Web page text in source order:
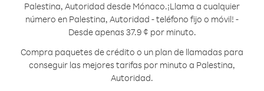
Palestina, Autoridad desde Mónaco.¡Llama a cualquier
número en Palestina, Autoridad - teléfono fijo o móvil! -
Desde apenas 37.9 ¢ por minuto.
Compra paquetes de crédito o un plan de llamadas para
conseguir las mejores tarifas por minuto a Palestina,
Autoridad.